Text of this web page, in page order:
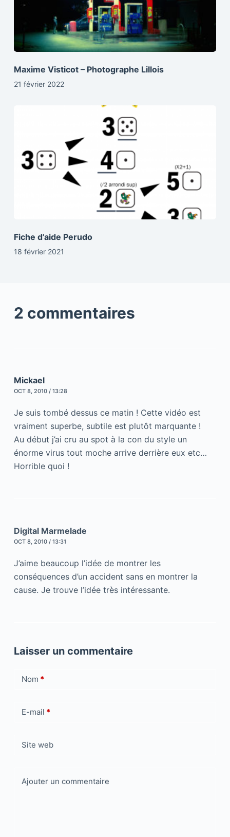
Maxime Visticot – Photographe Lillois
21 février 2022
Fiche d’aide Perudo
18 février 2021
2 commentaires
Mickael
OCT 8, 2010 / 13:28
Je suis tombé dessus ce matin ! Cette vidéo est
vraiment superbe, subtile est plutôt marquante !
Au début j’ai cru au spot à la con du style un
énorme virus tout moche arrive derrière eux etc…
Horrible quoi !
Digital Marmelade
OCT 8, 2010 / 13:31
J’aime beaucoup l’idée de montrer les
conséquences d’un accident sans en montrer la
cause. Je trouve l’idée très intéressante.
Laisser un commentaire
Nom *
E-mail *
Site web
Ajouter un commentaire